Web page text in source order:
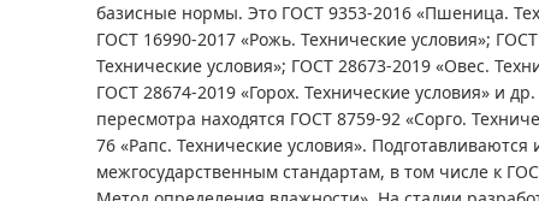
базисные нормы. Это ГОСТ 9353-2016 «Пшеница.
ГОСТ 16990-2017 «Рожь. Технические условия»;
Технические условия»; ГОСТ 28673-2019 «Овес.
ГОСТ 28674-2019 «Горох. Технические условия» и
пересмотра находятся ГОСТ 8759-92 «Сорго.
76 «Рапс. Технические условия».
межгосударственным стандартам, в том числе к